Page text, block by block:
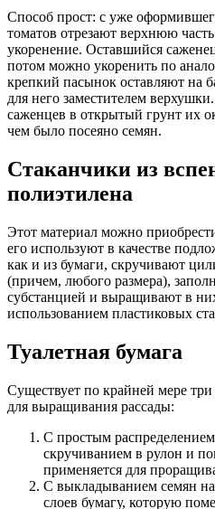
Способ прост: с уже
томатов отрезают верхнюю
укоренение. Оставшийся
потом можно укоренить по
крепкий пасынок оставляют на
для него заместителем
саженцев в открытый грунт их
чем было посеяно семян.
Стаканчики из
полиэтилена
Этот материал можно
его используют в качестве
как и из бумаги, скручивают
(причем, любого размера),
субстанцией и выращивают в
использованием пластиковых
Туалетная бумага
Существует по крайней мере три
для выращивания рассады:
С простым
скручиванием в рулон и
применяется для
С выкладыванием семян
слоев бумагу, которую